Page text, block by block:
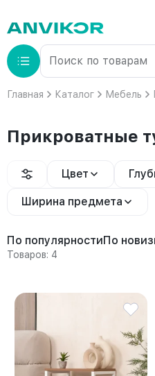
Главная Каталог Мебель
Прикроватные
Цвет
Ширина предмета
По популярностиПо
Товаров: 4